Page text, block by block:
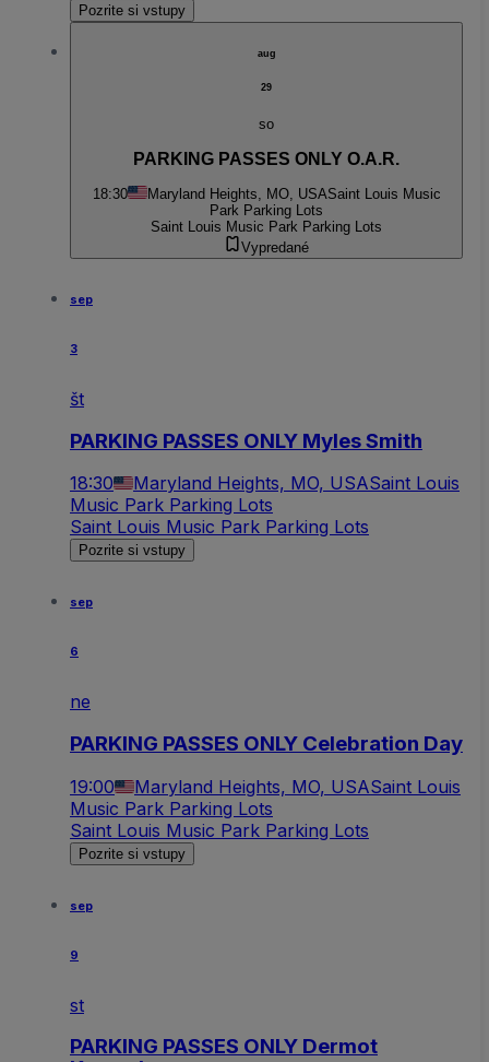
Pozrite si vstupy
aug
29
so
PARKING PASSES ONLY O.A.R.
18:30 Maryland Heights, MO, USASaint Louis Music
Park Parking Lots
Saint Louis Music Park Parking Lots
Vypredané
sep
3
št
PARKING PASSES ONLY Myles Smith
18:30 Maryland Heights, MO, USASaint Louis
Music Park Parking Lots
Saint Louis Music Park Parking Lots
Pozrite si vstupy
sep
6
ne
PARKING PASSES ONLY Celebration Day
19:00 Maryland Heights, MO, USASaint Louis
Music Park Parking Lots
Saint Louis Music Park Parking Lots
Pozrite si vstupy
sep
9
st
PARKING PASSES ONLY Dermot